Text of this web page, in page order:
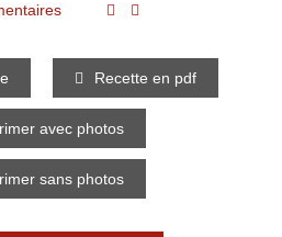
Recette en pdf
avec photos
sans photos